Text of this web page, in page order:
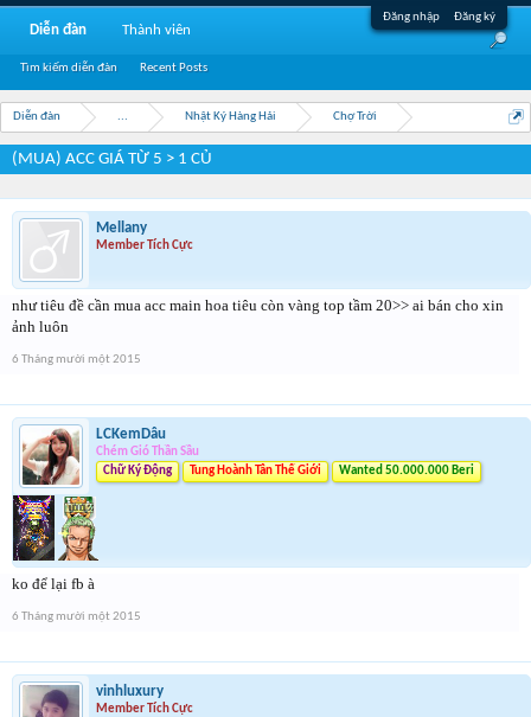
Đăng nhập Đăng ký
Diễn đàn ... Nhật Ký Hàng Hải Chợ Trời
(MUA) ACC GIÁ TỪ 5 > 1 CỦ
Mellany
Member Tích Cực
như tiêu đề cần mua acc main hoa tiêu còn vàng top tầm 20>> ai bán cho xin
ảnh luôn
6 Tháng mười một 2015
LCKemDâu
Chém Gió Thần Sầu
Chữ Ký Động
Tung Hoành Tân Thế Giới Wanted 50.000.000 Beri
ko để lại fb à
6 Tháng mười một 2015
vinhluxury
Member Tích Cực
Diễn đàn
Tìm kiếm diễn đàn Recent Posts
Thành viên